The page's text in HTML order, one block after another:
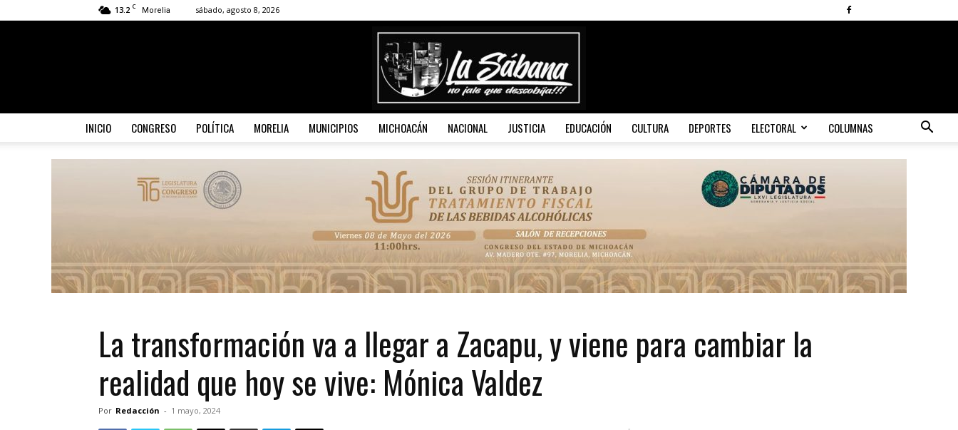
13.2 C Morelia sábado, agosto 8, 2026
Sábana
INICIO CONGRESO POLÍTICA MORELIA MUNICIPIOS MICHOACÁN NACIONAL JUSTICIA EDUCACIÓN CULTURA DEPORTES ELECTORAL COLUMNAS
La transformación va a llegar a Zacapu, y viene para cambiar la
realidad que hoy se vive: Mónica Valdez
Por Redacción - 1 mayo, 2024